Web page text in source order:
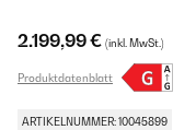
2.199,99 € (inkl. MwSt.)
Produktdatenblatt
ARTIKELNUMMER: 10045899